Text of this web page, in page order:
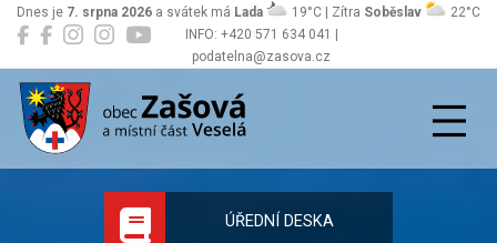
INFO: +420 571 634 041 |
podatelna@zasova.cz
Dnes je 7. srpna 2026 a svátek má Lada 19°C | Zítra Soběslav 22°C
Zašová
Oficiální stránky
ÚŘEDNÍ DESKA